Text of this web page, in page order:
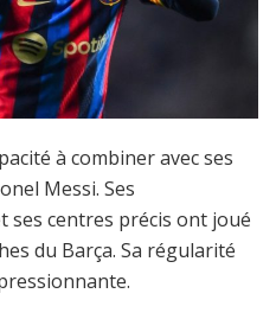
à combiner avec ses
Messi. Ses
ses centres précis ont joué
du Barça. Sa régularité